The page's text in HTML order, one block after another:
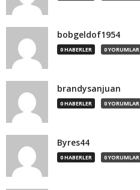
bobgeldof1954
0 HABERLER 0 YORUMLAR
brandysanjuan
0 HABERLER 0 YORUMLAR
Byres44
0 HABERLER 0 YORUMLAR